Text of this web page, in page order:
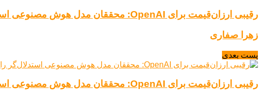
رقیبی ارزان‌قیمت برای OpenAI: محققان مدل هوش مصنوعی استدلال‌گر رایگان ساختند
زهرا صفاری
پست بعدی
رقیبی ارزان‌قیمت برای OpenAI: محققان مدل هوش مصنوعی استدلال‌گر رایگان ساختند